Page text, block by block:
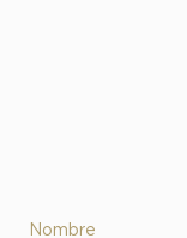
Nombre